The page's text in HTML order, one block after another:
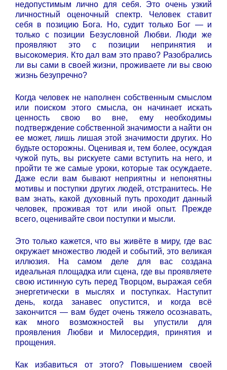
недопустимым лично для себя. Это очень узкий
личностный оценочный спектр. Человек ставит
себя в позицию Бога. Но, судит только Бог — и
только с позиции Безусловной Любви. Люди же
проявляют это с позиции непринятия и
высокомерия. Кто дал вам это право? Разобрались
ли вы сами в своей жизни, проживаете ли вы свою
жизнь безупречно?
Когда человек не наполнен собственным смыслом
или поиском этого смысла, он начинает искать
ценность свою во вне, ему необходимы
подтверждение собственной значимости а найти он
ее может, лишь лишая этой значимости других. Но
будьте осторожны. Оценивая и, тем более, осуждая
чужой путь, вы рискуете сами вступить на него, и
пройти те же самые уроки, которые так осуждаете.
Даже если вам бывают неприятны и непонятны
мотивы и поступки других людей, отстранитесь. Не
вам знать, какой духовный путь проходит данный
человек, проживая тот или иной опыт. Прежде
всего, оценивайте свои поступки и мысли.
Это только кажется, что вы живёте в миру, где вас
окружает множество людей и событий, это великая
иллюзия. На самом деле для вас создана
идеальная площадка или сцена, где вы проявляете
свою истинную суть перед Творцом, выражая себя
энергетически в мыслях и поступках. Наступит
день, когда занавес опустится, и когда всё
закончится — вам будет очень тяжело осознавать,
как много возможностей вы упустили для
проявления Любви и Милосердия, принятия и
прощения.
Как избавиться от этого? Повышением своей